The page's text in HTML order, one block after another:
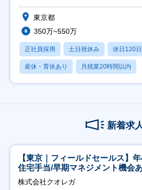
東京都
350万~550万
正社員採用 土日祝休み 休日120
産休・育休あり 月残業20時間以内
新着求
【東京｜フィールドセールス】
住宅手当/早期マネジメント機会あ
株式会社クオレガ